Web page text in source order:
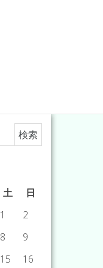
土
日
1
2
8
9
15
16